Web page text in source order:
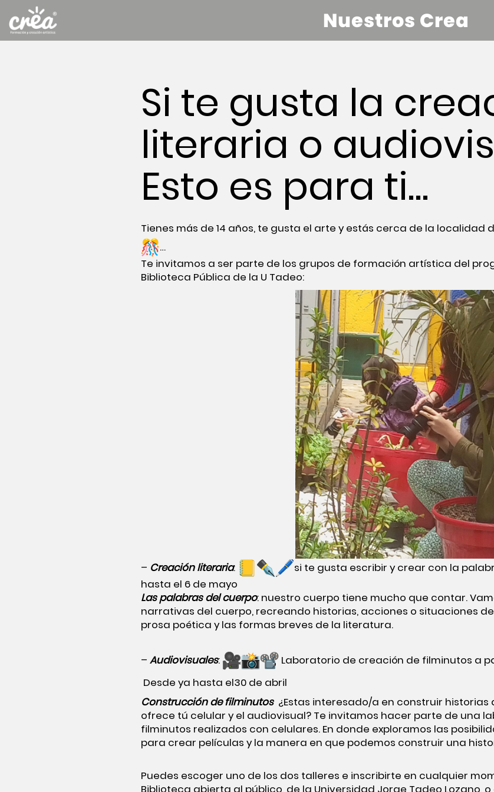
Nuestros Crea
Si te gusta la
literaria o
Esto es para ti…
Tienes más de 14 años, te gusta el arte y estás cerca de la localidad
…
Te invitamos a ser parte de los grupos de formación artística del
Biblioteca Pública de la U Tadeo:
– Creación literaria:
si te gusta escribir y crear con la
hasta el 6 de mayo
Las palabras del cuerpo: nuestro cuerpo tiene mucho que contar.
narrativas del cuerpo, recreando historias, acciones o situaciones
prosa poética y las formas breves de la literatura.
– Audiovisuales:
Laboratorio de creación de filminutos a
Desde ya hasta el30 de abril
Construcción de filminutos¿Estas interesado/a en construir historias
ofrece tú celular y el audiovisual? Te invitamos hacer parte de una
filminutos realizados con celulares. En donde exploramos las
para crear películas y la manera en que podemos construir una
Puedes escoger uno de los dos talleres e inscribirte en cualquier